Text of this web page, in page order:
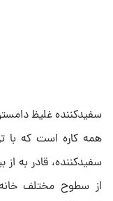
همه کاره است که با
سفیدکننده، قادر به
از سطوح مختلف